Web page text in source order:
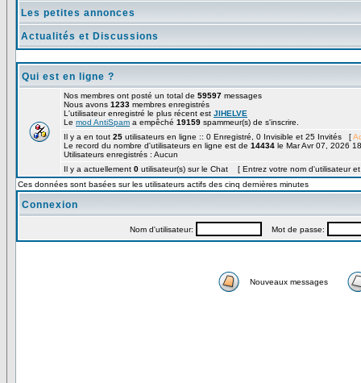
Les petites annonces
Actualités et Discussions
Qui est en ligne ?
Nos membres ont posté un total de 59597 messages
Nous avons 1233 membres enregistrés
L'utilisateur enregistré le plus récent est JIHELVE
Le mod AntiSpam a empêché 19159 spammeur(s) de s'inscrire.
Il y a en tout 25 utilisateurs en ligne :: 0 Enregistré, 0 Invisible et 25 Invités [
Le record du nombre d'utilisateurs en ligne est de 14434 le Mar Avr 07, 2026
Utilisateurs enregistrés : Aucun
Il y a actuellement 0 utilisateur(s) sur le Chat [ Entrez votre nom d'utilisateur
Ces données sont basées sur les utilisateurs actifs des cinq dernières minutes
Connexion
Nom d'utilisateur: Mot de passe:
Nouveaux messages